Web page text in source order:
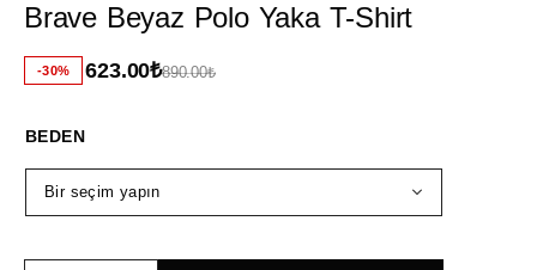
Brave Beyaz Polo Yaka T-Shirt
-30% 890.00₺
623.00₺
BEDEN